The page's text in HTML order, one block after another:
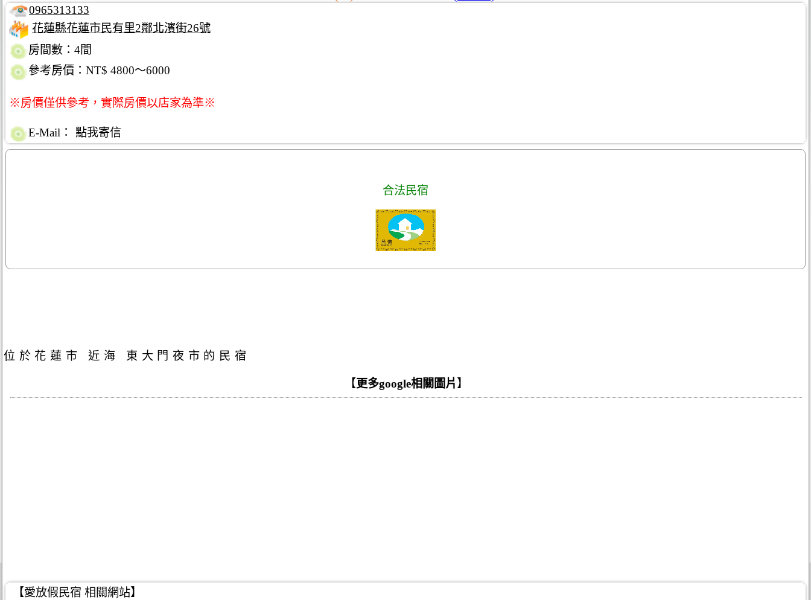
0965313133
花蓮縣花蓮市民有里2鄰北濱街26號
房間數：4間
參考房價：NT$ 4800～6000
※房價僅供參考，實際房價以店家為準※
E-Mail： 點我寄信
合法民宿
位於花蓮市 近海 東大門夜市的民宿
【 更多google相關圖片 】
【愛放假民宿 相關網站】